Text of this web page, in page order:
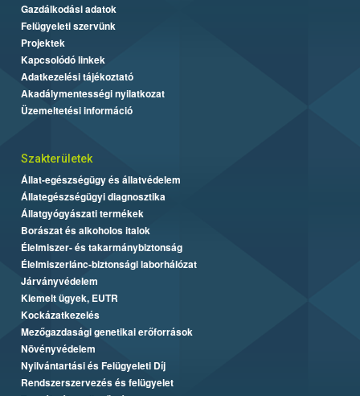
Gazdálkodási adatok
Felügyeleti szervünk
Projektek
Kapcsolódó linkek
Adatkezelési tájékoztató
Akadálymentességi nyilatkozat
Üzemeltetési információ
Szakterületek
Állat-egészségügy és állatvédelem
Állategészségügyi diagnosztika
Állatgyógyászati termékek
Borászat és alkoholos italok
Élelmiszer- és takarmánybiztonság
Élelmiszerlánc-biztonsági laborhálózat
Járványvédelem
Kiemelt ügyek, EUTR
Kockázatkezelés
Mezőgazdasági genetikai erőforrások
Növényvédelem
Nyilvántartási és Felügyeleti Díj
Rendszerszervezés és felügyelet